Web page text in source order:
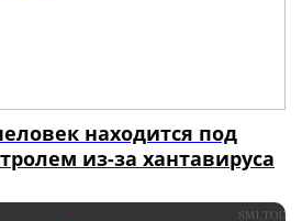
находится под
из-за хантавируса